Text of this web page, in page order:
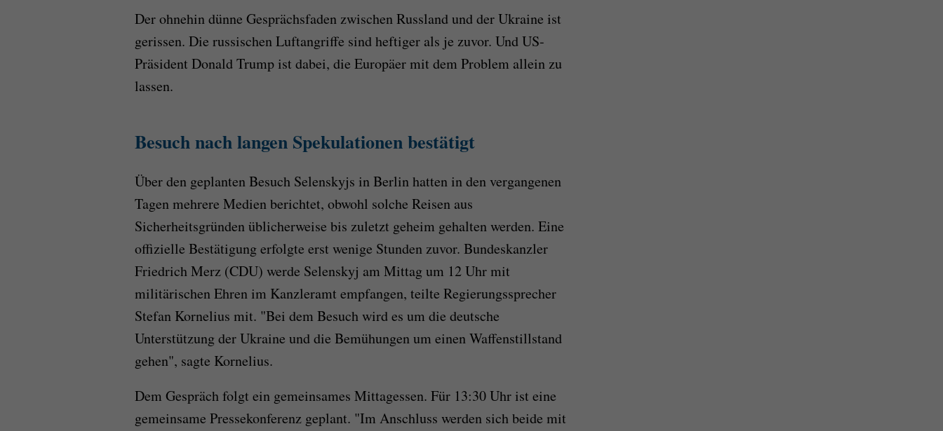
Der ohnehin dünne Gesprächsfaden zwischen Russland und der Ukraine ist
gerissen. Die russischen Luftangriffe sind heftiger als je zuvor. Und US-
Präsident Donald Trump ist dabei, die Europäer mit dem Problem allein zu
lassen.
Besuch nach langen Spekulationen bestätigt
Über den geplanten Besuch Selenskyjs in Berlin hatten in den vergangenen
Tagen mehrere Medien berichtet, obwohl solche Reisen aus
Sicherheitsgründen üblicherweise bis zuletzt geheim gehalten werden. Eine
offizielle Bestätigung erfolgte erst wenige Stunden zuvor. Bundeskanzler
Friedrich Merz (CDU) werde Selenskyj am Mittag um 12 Uhr mit
militärischen Ehren im Kanzleramt empfangen, teilte Regierungssprecher
Stefan Kornelius mit. "Bei dem Besuch wird es um die deutsche
Unterstützung der Ukraine und die Bemühungen um einen Waffenstillstand
gehen", sagte Kornelius.
Dem Gespräch folgt ein gemeinsames Mittagessen. Für 13:30 Uhr ist eine
gemeinsame Pressekonferenz geplant. "Im Anschluss werden sich beide mit